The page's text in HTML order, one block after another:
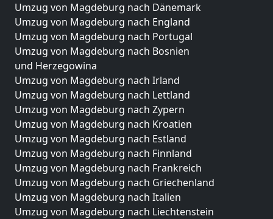
Umzug von Magdeburg nach Dänemark
Umzug von Magdeburg nach England
Umzug von Magdeburg nach Portugal
Umzug von Magdeburg nach Bosnien
und Herzegowina
Umzug von Magdeburg nach Irland
Umzug von Magdeburg nach Lettland
Umzug von Magdeburg nach Zypern
Umzug von Magdeburg nach Kroatien
Umzug von Magdeburg nach Estland
Umzug von Magdeburg nach Finnland
Umzug von Magdeburg nach Frankreich
Umzug von Magdeburg nach Griechenland
Umzug von Magdeburg nach Italien
Umzug von Magdeburg nach Liechtenstein